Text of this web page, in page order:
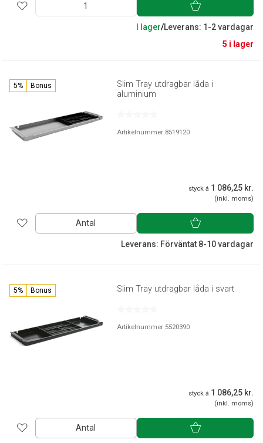
I lager/Leverans: 1-2 vardagar
5 i lager
5% Bonus
Slim Tray utdragbar låda i
aluminium
Artikelnummer 8519120
styck á 1 086,25 kr.
(inkl. moms)
Antal
Leverans: Förväntat 8-10 vardagar
5% Bonus Slim Tray utdragbar låda i svart
Artikelnummer 5520390
styck á 1 086,25 kr.
(inkl. moms)
Antal